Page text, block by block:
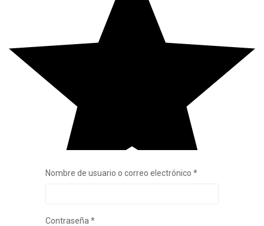
Nombre de usuario o correo electrónico *Obligatorio
Contraseña *Obligatorio